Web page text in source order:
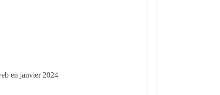
en janvier 2024